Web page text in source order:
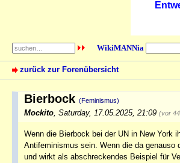
WikiMANNia
zurück zur Forenübersicht
Bierbock (Feminismus)
Mockito Saturday, 17.05.2025, 21:09 (vor
Wenn die Bierbock bei der UN in New York
Antifeminismus sein. Wenn die da
und wirkt als abschreckendes Beispiel für